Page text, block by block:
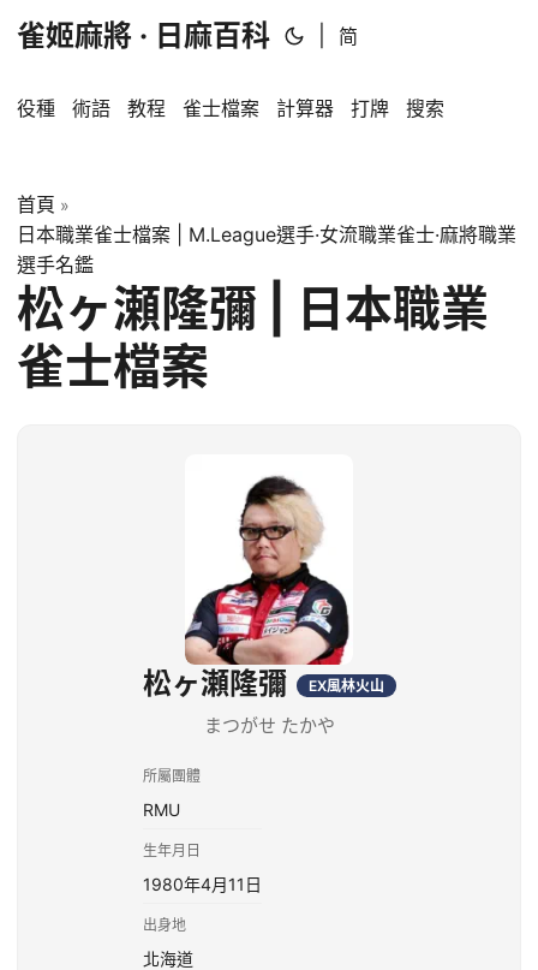
雀姬麻將 · 日麻百科 简
役種 術語 教程 雀士檔案 計算器 打牌 搜索
首頁 »
日本職業雀士檔案 | M.League選手·女流職業雀士·麻將職業
選手名鑑
松ヶ瀬隆彌 | 日本職業
雀士檔案
松ヶ瀬隆彌 EX風林火山
まつがせ たかや
所屬團體
RMU
生年月日
1980年4月11日
出身地
北海道